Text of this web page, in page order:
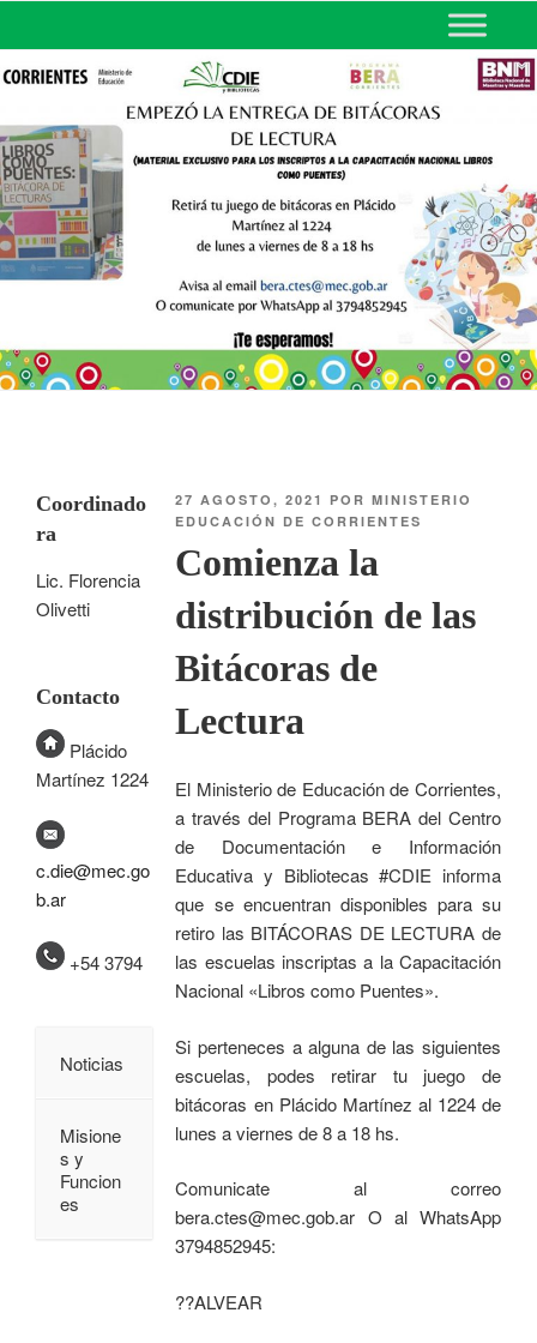
MINISTERIO DE EDUCACIÓN
DE CORRIENTES
27 AGOSTO, 2021 PORMINISTERIO
EDUCACIÓN DE CORRIENTES
Comienza la
distribución de las
Bitácoras de
Lectura
El Ministerio de Educación de Corrientes,
a través del Programa BERA del Centro
de Documentación e Información
Educativa y Bibliotecas #CDIE informa
que se encuentran disponibles para su
retiro las BITÁCORAS DE LECTURA de
las escuelas inscriptas a la Capacitación
Nacional «Libros como Puentes».
Si perteneces a alguna de las siguientes
escuelas, podes retirar tu juego de
bitácoras en Plácido Martínez al 1224 de
lunes a viernes de 8 a 18 hs.
Comunicate al correo
bera.ctes@mec.gob.ar O al WhatsApp
3794852945:
??ALVEAR
Coordinado
ra
Lic. Florencia
Olivetti
Contacto
Plácido
Martínez 1224
c.die@mec.go
b.ar
+54 3794
Noticias
Misione
s y
Funcion
es